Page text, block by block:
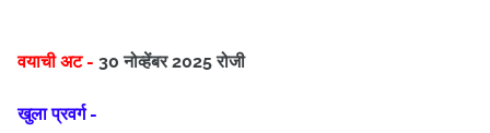
वयाची अट - 30 नोव्हेंबर 2025 रोजी
खुला प्रवर्ग -